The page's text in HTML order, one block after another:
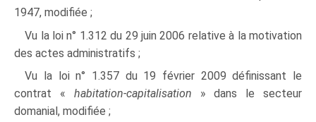
1947, modifiée ;
Vu la loi n° 1.312 du 29 juin 2006 relative à la motivation
des actes administratifs ;
Vu la loi n° 1.357 du 19 février 2009 définissant le
contrat « habitation-capitalisation » dans le secteur
domanial, modifiée ;